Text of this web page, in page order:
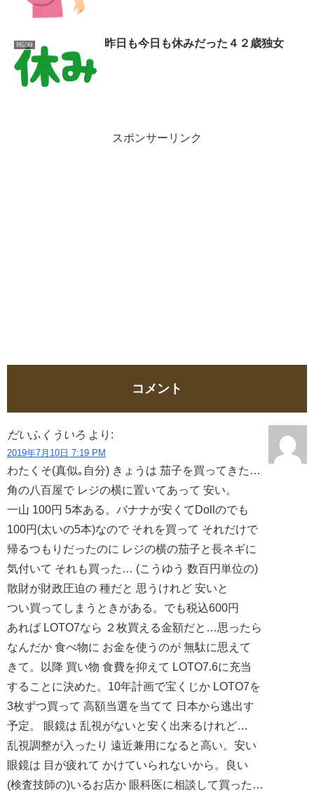
雑記録 昨日も今日も休みだった４２歳独女
スポンサーリンク
コメント
だいふくういろ より:
2019年7月10日 7:19 PM
わたくそ(真似｡自分) きょうは 茄子を買ってきた…
角の八百屋で レジの横に置いてあって 安い。
一山 100円 5本ある。バナナが安くてDollのでも
100円(太いの5本)なので それを買って それだけで
帰るつもりだったのに レジの横の茄子と長ネギに
気付いて それも買った… (こうゆう 数百円単位の)
散財が財政圧迫の 種だと 思うけれど 安いと
つい買ってしまうときがある。でも税込600円
あれば LOTO7なら ２枚買える金額だと…思ったら
なんだか 食べ物に お金を使うのが 無駄に思えて
きて。以降 買い物 食費を抑えて LOTO7.6に充当
することに決めた。10年計画で宝くじか LOTO7を
3枚ずつ買って 高額当選を当てて 日本から逃出す
予定。 眼鏡は 乱視がないと安く出来るけれど…
乱視調整が入ったり 遠近兼用になると高い。安い
眼鏡は 目が疲れて かけていられないから。良い
(検査技師の)いるお店か 眼科医に相談して買った…